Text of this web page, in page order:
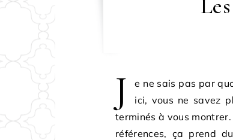
J
e ne sais pas par
ici, vous ne savez
terminés à vous
références, ça prend